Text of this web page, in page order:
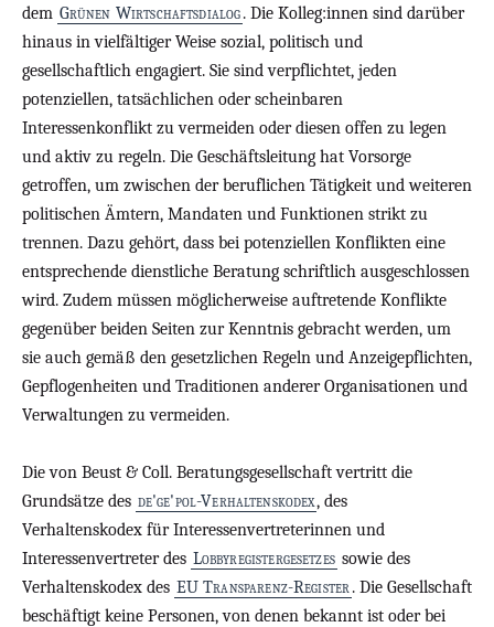
dem Grünen Wirtschaftsdialog. Die Kolleg:innen sind darüber
hinaus in vielfältiger Weise sozial, politisch und
gesellschaftlich engagiert. Sie sind verpflichtet, jeden
potenziellen, tatsächlichen oder scheinbaren
Interessenkonflikt zu vermeiden oder diesen offen zu legen
und aktiv zu regeln. Die Geschäftsleitung hat Vorsorge
getroffen, um zwischen der beruflichen Tätigkeit und weiteren
politischen Ämtern, Mandaten und Funktionen strikt zu
trennen. Dazu gehört, dass bei potenziellen Konflikten eine
entsprechende dienstliche Beratung schriftlich ausgeschlossen
wird. Zudem müssen möglicherweise auftretende Konflikte
gegenüber beiden Seiten zur Kenntnis gebracht werden, um
sie auch gemäß den gesetzlichen Regeln und Anzeigepflichten,
Gepflogenheiten und Traditionen anderer Organisationen und
Verwaltungen zu vermeiden.
Die von Beust & Coll. Beratungsgesellschaft vertritt die
Grundsätze des de'ge'pol-Verhaltenskodex, des
Verhaltenskodex für Interessenvertreterinnen und
Interessenvertreter des Lobbyregistergesetzes sowie des
Verhaltenskodex des EU Transparenz-Register. Die Gesellschaft
beschäftigt keine Personen, von denen bekannt ist oder bei